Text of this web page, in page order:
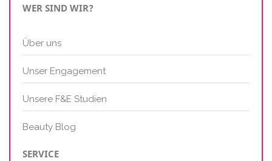
WER SIND WIR?
Über uns
Unser Engagement
Unsere F&E Studien
Beauty Blog
SERVICE